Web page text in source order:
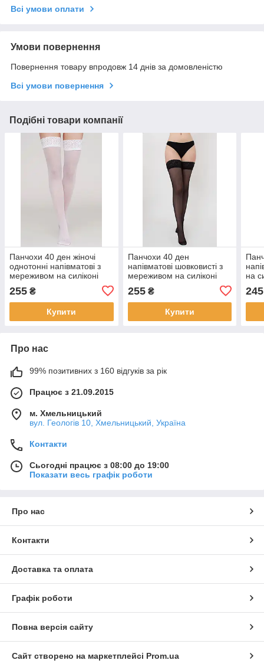
Всі умови оплати
Умови повернення
Повернення товару впродовж 14 днів за домовленістю
Всі умови повернення
Подібні товари компанії
Панчохи 40 ден жіночі
однотонні напівматові з
мереживом на силіконі
Giulia Emotion 40 білі 1/2
3/4 - р. 1/2
255 ₴
Купити
Панчохи 40 ден
напівматові шовковисті з
мереживом на силіконі
бежеві 5/6
255₴
Купити
на
245
Про нас
99% позитивних з 160 відгуків за рік
Працює з 21.09.2015
м. Хмельницький
вул. Геологів 10, Хмельницький, Україна
Контакти
Сьогодні працює з 08:00 до 19:00
Показати весь графік роботи
Про нас
Контакти
Доставка та оплата
Графік роботи
Повна версія сайту
Сайт створено на маркетплейсі Prom.ua